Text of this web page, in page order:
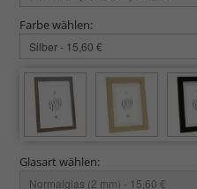
Farbe wählen:
Glasart wählen: